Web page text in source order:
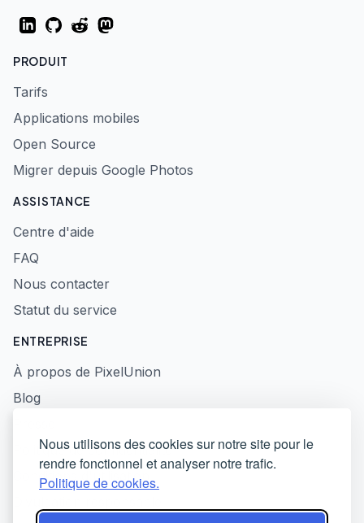
Nous utilisons des cookies sur notre site pour le
rendre fonctionnel et analyser notre trafic.
Politique de cookies.
LinkedInGitHubRedditMastodon
PRODUIT
Tarifs
Applications mobiles
Open Source
Migrer depuis Google Photos
ASSISTANCE
Centre d'aide
FAQ
Nous contacter
Statut du service
ENTREPRISE
À propos de PixelUnion
Blog
Politique de confidentialité
Conditions d'utilisation